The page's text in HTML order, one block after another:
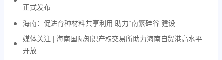
正式发布
海南：促进育种材料共享利用 助力“南繁硅谷”建设
媒体关注 | 海南国际知识产权交易所助力海南自贸港高水平
开放